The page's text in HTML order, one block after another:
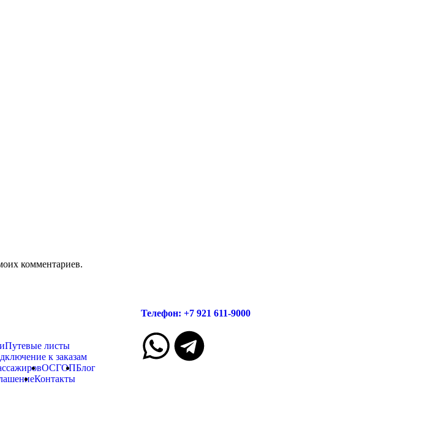
комментариев.
Путевые листы
к заказам
ОСГОПБлог
Контакты
Телефон: +7 921 611-9000